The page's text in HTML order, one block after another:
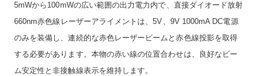
5mWから100mWの広い範囲の出力電力内で、直接ダイオード放射
660nm赤色線レーザーアライメントは、5V、9V 1000mA DC電源
のみを装備し、連続的な赤色レーザービームと赤色線投影を取得
する必要があります。本物の赤い線の位置合わせは、良好なビー
ム安定性と非接触線表示を維持します。